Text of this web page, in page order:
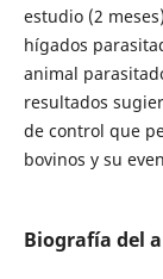
estudio (2
hígados
animal
resultados
de control que
bovinos y su
Biografía del